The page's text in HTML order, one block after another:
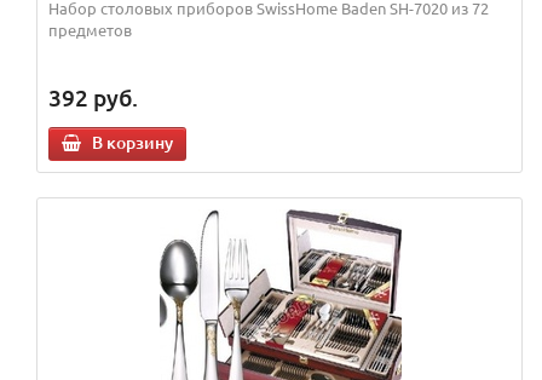
Набор столовых приборов SwissHome Baden SH-7020 из 72
предметов
392 руб.
В корзину